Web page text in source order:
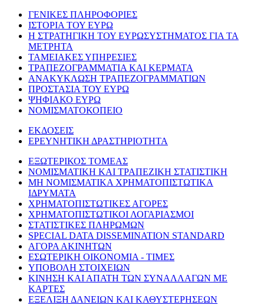
ΓΕΝΙΚΕΣ ΠΛΗΡΟΦΟΡΙΕΣ
ΙΣΤΟΡΙΑ ΤΟΥ ΕΥΡΩ
Η ΣΤΡΑΤΗΓΙΚΗ ΤΟΥ ΕΥΡΩΣΥΣΤΗΜΑΤΟΣ ΓΙΑ ΤΑ
ΜΕΤΡΗΤΑ
ΤΑΜΕΙΑΚΕΣ ΥΠΗΡΕΣΙΕΣ
ΤΡΑΠΕΖΟΓΡΑΜΜΑΤΙΑ ΚΑΙ ΚΕΡΜΑΤΑ
ΑΝΑΚΥΚΛΩΣΗ ΤΡΑΠΕΖΟΓΡΑΜΜΑΤΙΩΝ
ΠΡΟΣΤΑΣΙΑ ΤΟΥ ΕΥΡΩ
ΨΗΦΙΑΚΟ ΕΥΡΩ
ΝΟΜΙΣΜΑΤΟΚΟΠΕΙΟ
ΕΚΔΟΣΕΙΣ
ΕΡΕΥΝΗΤΙΚΗ ΔΡΑΣΤΗΡΙΟΤΗΤΑ
ΕΞΩΤΕΡΙΚΟΣ ΤΟΜΕΑΣ
ΝΟΜΙΣΜΑΤΙΚΗ ΚΑΙ ΤΡΑΠΕΖΙΚΗ ΣΤΑΤΙΣΤΙΚΗ
ΜΗ ΝΟΜΙΣΜΑΤΙΚΑ ΧΡΗΜΑΤΟΠΙΣΤΩΤΙΚΑ
ΙΔΡΥΜΑΤΑ
ΧΡΗΜΑΤΟΠΙΣΤΩΤΙΚΕΣ ΑΓΟΡΕΣ
ΧΡΗΜΑΤΟΠΙΣΤΩΤΙΚΟΙ ΛΟΓΑΡΙΑΣΜΟΙ
ΣΤΑΤΙΣΤΙΚΕΣ ΠΛΗΡΩΜΩΝ
SPECIAL DATA DISSEMINATION STANDARD
ΑΓΟΡΑ ΑΚΙΝΗΤΩΝ
ΕΣΩΤΕΡΙΚΗ ΟΙΚΟΝΟΜΙΑ - ΤΙΜΕΣ
ΥΠΟΒΟΛΗ ΣΤΟΙΧΕΙΩΝ
ΚΙΝΗΣΗ ΚΑΙ ΑΠΑΤΗ ΤΩΝ ΣΥΝΑΛΛΑΓΩΝ ΜΕ
ΚΑΡΤΕΣ
ΕΞΕΛΙΞΗ ΔΑΝΕΙΩΝ ΚΑΙ ΚΑΘΥΣΤΕΡΗΣΕΩΝ